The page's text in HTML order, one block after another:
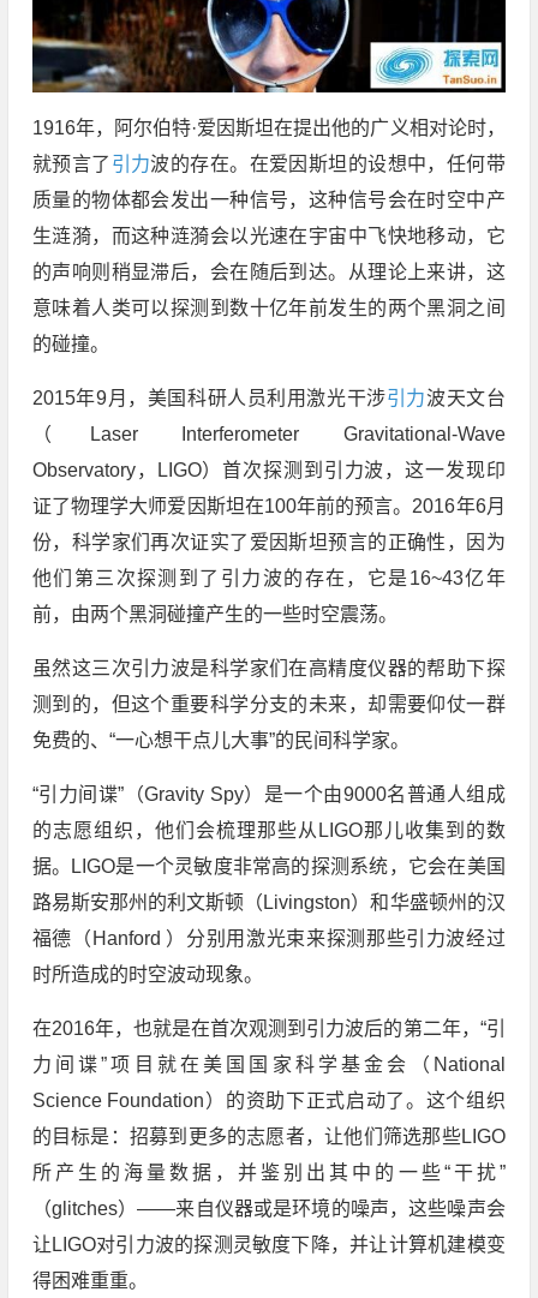
1916年，阿尔伯特·爱因斯坦在提出他的广义相对论时，
就预言了 引力波的存在。在爱因斯坦的设想中，任何带
质量的物体都会发出一种信号，这种信号会在时空中产
生涟漪，而这种涟漪会以光速在宇宙中飞快地移动，它
的声响则稍显滞后，会在随后到达。从理论上来讲，这
意味着人类可以探测到数十亿年前发生的两个黑洞之间
的碰撞。
2015年9月，美国科研人员利用激光干涉引力波天文台
（Laser Interferometer Gravitational-Wave
Observatory，LIGO）首次探测到引力波，这一发现印
证了物理学大师爱因斯坦在100年前的预言。2016年6月
份，科学家们再次证实了爱因斯坦预言的正确性，因为
他们第三次探测到了引力波的存在，它是16~43亿年
前，由两个黑洞碰撞产生的一些时空震荡。
虽然这三次引力波是科学家们在高精度仪器的帮助下探
测到的，但这个重要科学分支的未来，却需要仰仗一群
免费的、“一心想干点儿大事”的民间科学家。
“引力间谍”（Gravity Spy）是一个由9000名普通人组成
的志愿组织，他们会梳理那些从LIGO那儿收集到的数
据。LIGO是一个灵敏度非常高的探测系统，它会在美国
路易斯安那州的利文斯顿（Livingston）和华盛顿州的汉
福德（Hanford ）分别用激光束来探测那些引力波经过
时所造成的时空波动现象。
在2016年，也就是在首次观测到引力波后的第二年，“引
力间谍”项目就在美国国家科学基金会（National
Science Foundation）的资助下正式启动了。这个组织
的目标是：招募到更多的志愿者，让他们筛选那些LIGO
所产生的海量数据，并鉴别出其中的一些“干扰”
（glitches）——来自仪器或是环境的噪声，这些噪声会
让LIGO对引力波的探测灵敏度下降，并让计算机建模变
得困难重重。